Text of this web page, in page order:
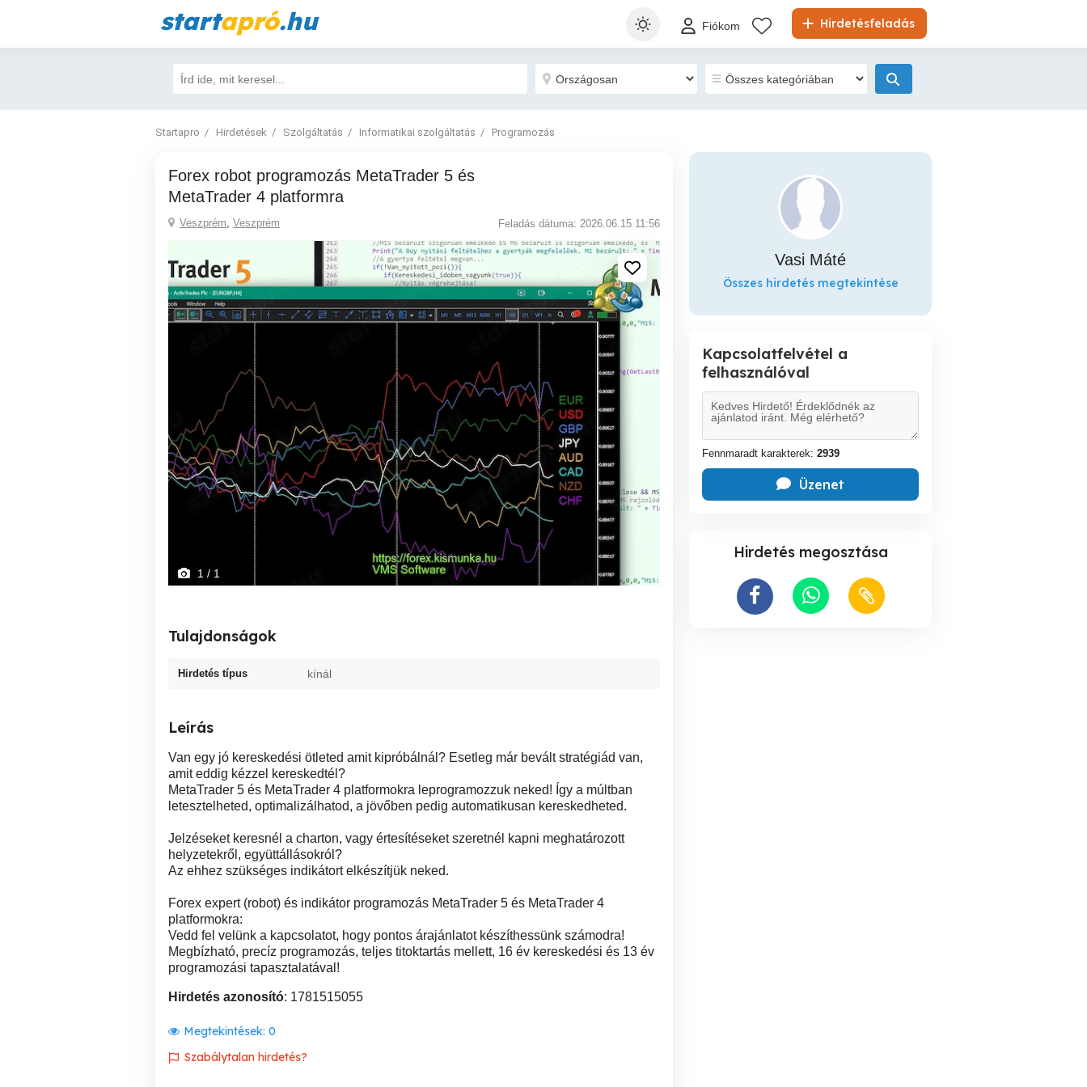
startapró.hu Hirdetésfeladás
Fiókom
Startapro Hirdetések Szolgáltatás Informatikai szolgáltatás Programozás
Forex robot programozás MetaTrader 5 és
MetaTrader 4 platformra
Veszprém, Veszprém Feladás dátuma: 2026.06.15 11:56
1 / 1
Tulajdonságok
Hirdetés típus kínál
Leírás
Van egy jó kereskedési ötleted amit kipróbálnál? Esetleg már bevált stratégiád van,
amit eddig kézzel kereskedtél?
MetaTrader 5 és MetaTrader 4 platformokra leprogramozzuk neked! Így a múltban
letesztelheted, optimalizálhatod, a jövőben pedig automatikusan kereskedheted.
Jelzéseket keresnél a charton, vagy értesítéseket szeretnél kapni meghatározott
helyzetekről, együttállásokról?
Az ehhez szükséges indikátort elkészítjük neked.
Forex expert (robot) és indikátor programozás MetaTrader 5 és MetaTrader 4
platformokra:
Vedd fel velünk a kapcsolatot, hogy pontos árajánlatot készíthessünk számodra!
Megbízható, precíz programozás, teljes titoktartás mellett, 16 év kereskedési és 13 év
programozási tapasztalatával!
Hirdetés azonosító: 1781515055
Megtekintések: 0
Szabálytalan hirdetés?
Vasi Máté
Összes hirdetés megtekintése
Kapcsolatfelvétel a
felhasználóval
Fennmaradt karakterek: 2939
Üzenet
Hirdetés megosztása